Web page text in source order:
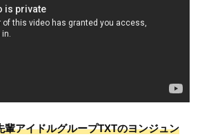
輩アイドルグループTXTのヨンジュン